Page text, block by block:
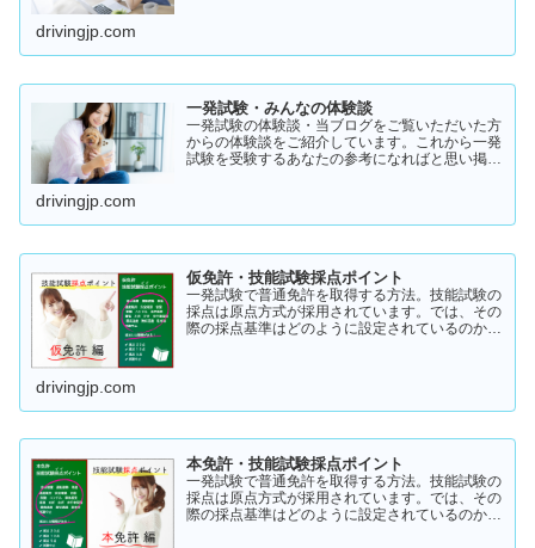
drivingjp.com
一発試験・みんなの体験談
一発試験の体験談・当ブログをご覧いただいた方
からの体験談をご紹介しています。これから一発
試験を受験するあなたの参考になればと思い掲載
drivingjp.com
仮免許・技能試験採点ポイント
一発試験で普通免許を取得する方法。技能試験の
採点は原点方式が採用されています。では、その
際の採点基準はどのように設定されているのかご
drivingjp.com
本免許・技能試験採点ポイント
一発試験で普通免許を取得する方法。技能試験の
採点は原点方式が採用されています。では、その
際の採点基準はどのように設定されているのかご